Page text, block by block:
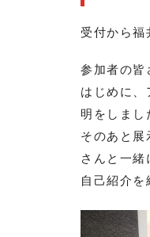
受付から福
参加者の皆
はじめに、
明をしまし
そのあと展
さんと一緒
自己紹介を